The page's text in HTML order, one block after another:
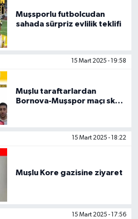
Muşsporlu futbolcudan
sahada sürpriz evlilik teklifi
15 Mart 2025 - 19:58
Muşlu taraftarlardan
Bornova-Muşspor maçı skor
15 Mart 2025 - 18:22
Muşlu Kore gazisine ziyaret
15 Mart 2025 - 17:56